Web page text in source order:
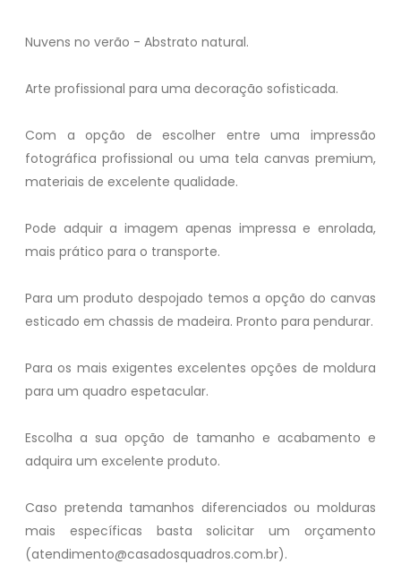
Nuvens no verão - Abstrato natural.
Arte profissional para uma decoração sofisticada.
Com a opção de escolher entre uma impressão
fotográfica profissional ou uma tela canvas premium,
materiais de excelente qualidade.
Pode adquir a imagem apenas impressa e enrolada,
mais prático para o transporte.
Para um produto despojado temos a opção do canvas
esticado em chassis de madeira. Pronto para pendurar.
Para os mais exigentes excelentes opções de moldura
para um quadro espetacular.
Escolha a sua opção de tamanho e acabamento e
adquira um excelente produto.
Caso pretenda tamanhos diferenciados ou molduras
mais específicas basta solicitar um orçamento
(atendimento@casadosquadros.com.br).